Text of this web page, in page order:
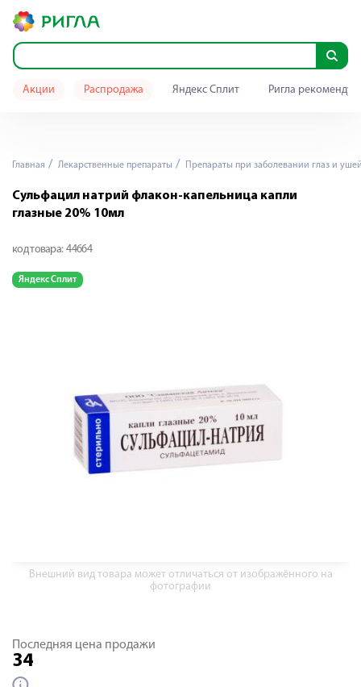
Акции Распродажа Яндекс Сплит Ригла
Главная Лекарственные препараты Препараты при заболевании глаз и
Сульфацил натрий флакон-капельница капли
глазные 20% 10мл
код товара: 44664
Яндекс Сплит
Внешний вид товара может отличаться от изображённого на
фотографии
Последняя цена продажи
34